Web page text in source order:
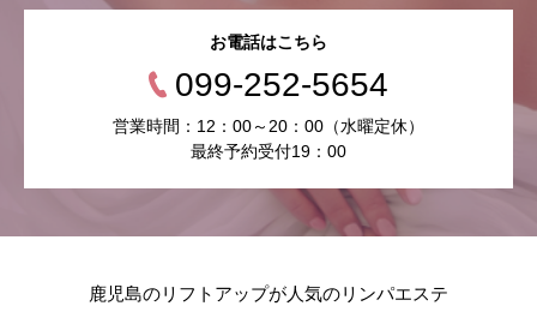
お電話はこちら
099-252-5654
営業時間：12：00～20：00（水曜定休）
最終予約受付19：00
鹿児島のリフトアップが人気のリンパエステ